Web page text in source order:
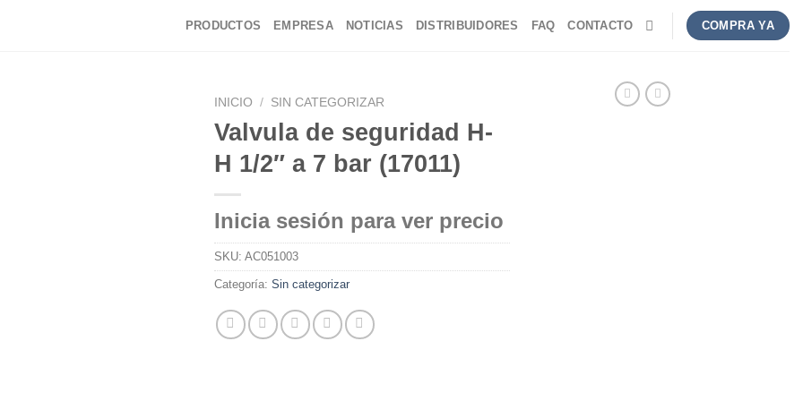
PRODUCTOS EMPRESA NOTICIAS DISTRIBUIDORES FAQ CONTACTO COMPRA YA
INICIO / SIN CATEGORIZAR
Valvula de seguridad H-
H 1/2″ a 7 bar (17011)
Inicia sesión para ver precio
SKU: AC051003
Categoría: Sin categorizar